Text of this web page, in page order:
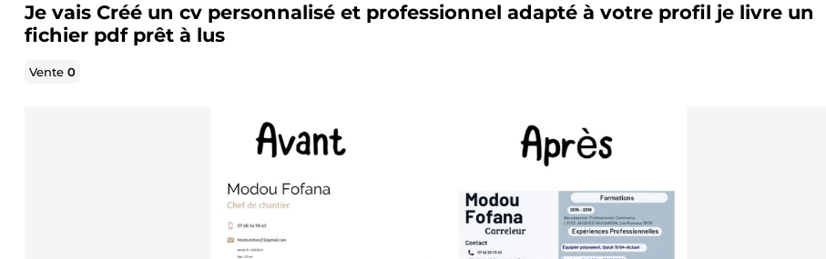
Je vais Créé un cv personnalisé et professionnel adapté à votre profil je livre un
fichier pdf prêt à lus
Vente0